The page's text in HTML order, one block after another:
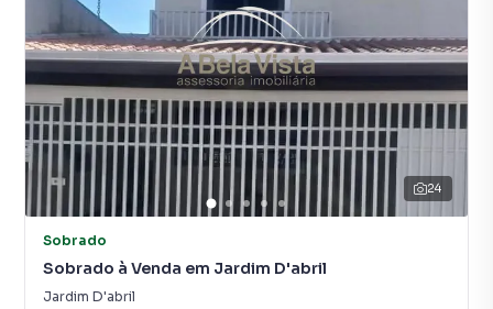
24
Sobrado
Sobrado à Venda em Jardim D'abril
Jardim D'abril